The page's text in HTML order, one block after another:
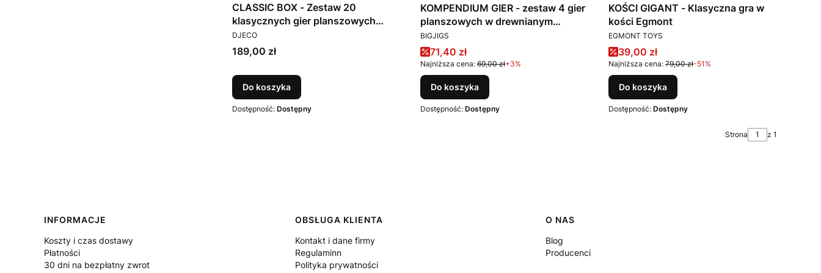
CLASSIC BOX - Zestaw 20
klasycznych gier planszowych
DJECO
PRODUCENT
DJECO
Cena
189,00 zł
Do koszyka
Dostępność: Dostępny
KOMPENDIUM GIER - zestaw 4 gier
planszowych w drewnianym
pudełku BIGJIGS Toys
PRODUCENT
BIGJIGS
Cena promocyjna
71,40 zł
Najniższa cena: 69,00 zł+3%
Do koszyka
Dostępność: Dostępny
KOŚCI GIGANT - Klasyczna gra w
kości Egmont
PRODUCENT
EGMONT TOYS
Cena promocyjna
39,00 zł
Najniższa cena: 79,00 zł-51%
Do koszyka
Dostępność: Dostępny
Strona z 1
Linki w stopce
INFORMACJE
Koszty i czas dostawy
Płatności
30 dni na bezpłatny zwrot
OBSŁUGA KLIENTA
Kontakt i dane firmy
Regulaminn
Polityka prywatności
O NAS
Blog
Producenci